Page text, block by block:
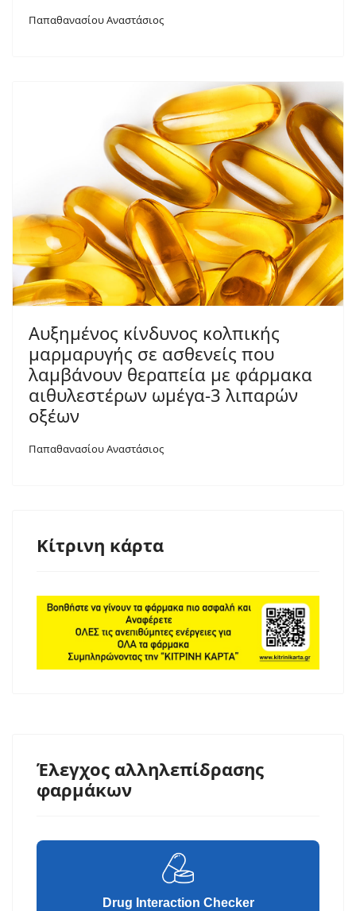
Παπαθανασίου Αναστάσιος
Αυξημένος κίνδυνος κολπικής
μαρμαρυγής σε ασθενείς που
λαμβάνουν θεραπεία με φάρμακα
αιθυλεστέρων ωμέγα-3 λιπαρών
οξέων
Παπαθανασίου Αναστάσιος
Κίτρινη κάρτα
Έλεγχος αλληλεπίδρασης
φαρμάκων
Drug Interaction Checker